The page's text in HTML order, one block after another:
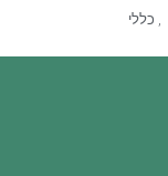
, כללי